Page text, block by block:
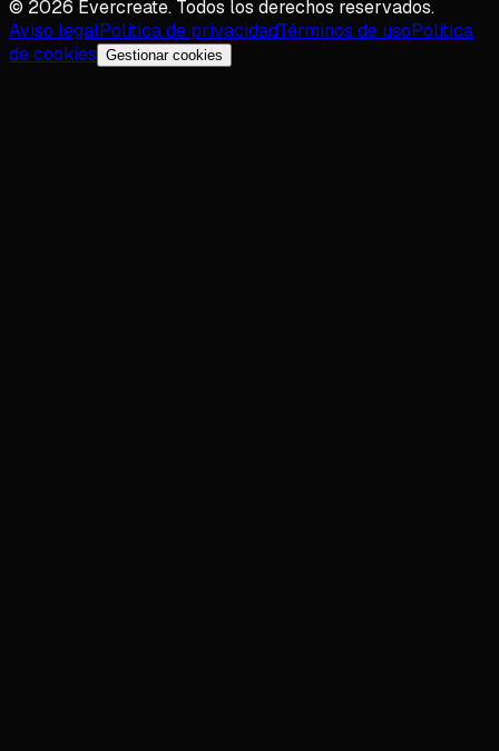
© 2026 Evercreate. Todos los derechos reservados.
Aviso legalPolítica de privacidadTérminos de usoPolítica
de cookies Gestionar cookies